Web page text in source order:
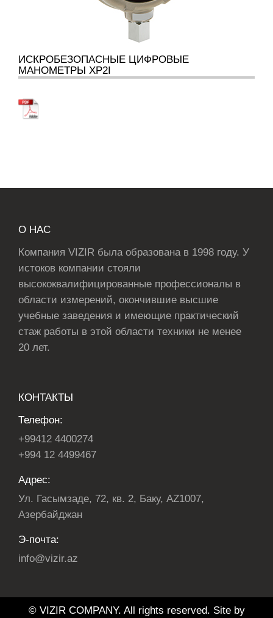
ИСКРОБЕЗОПАСНЫЕ ЦИФРОВЫЕ
МАНОМЕТРЫ XP2I
О НАС
Компания VIZIR была образована в 1998 году. У
истоков компании стояли
высококвалифицированные профессионалы в
области измерений, окончившие высшие
учебные заведения и имеющие практический
стаж работы в этой области техники не менее
20 лет.
КОНТАКТЫ
Телефон:
+99412 4400274
+994 12 4499467
Адрес:
Ул. Гасымзаде, 72, кв. 2, Баку, AZ1007,
Азербайджан
Э-почта:
info@vizir.az
© VIZIR COMPANY. All rights reserved. Site by